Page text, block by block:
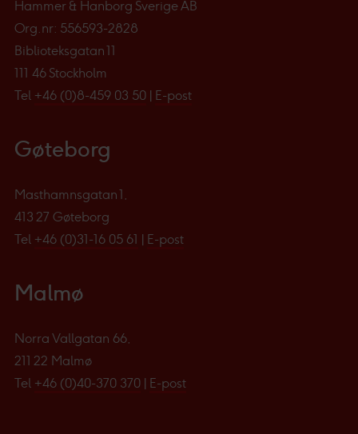
Hammer & Hanborg Sverige AB
Org.nr: 556593-2828
Biblioteksgatan 11
111 46 Stockholm
Tel +46 (0)8-459 03 50 E-post
Gøteborg
Masthamnsgatan 1,
413 27 Gøteborg
Tel +46 (0)31-16 05 61 E-post
Malmø
Norra Vallgatan 66,
211 22 Malmø
Tel +46 (0)40-370 370 E-post